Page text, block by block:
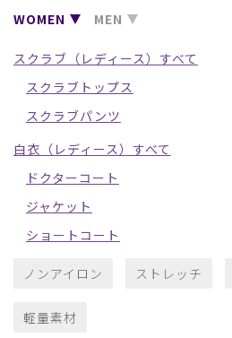
WOMEN MEN
スクラブ（レディース）すべて
スクラブトップス
スクラブパンツ
白衣（レディース）すべて
ドクターコート
ジャケット
ショートコート
ノンアイロン ストレッチ
軽量素材